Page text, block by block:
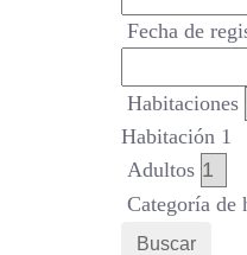
Fecha de
Habitaciones
Habitación 1
Adultos
Categoría de
Buscar